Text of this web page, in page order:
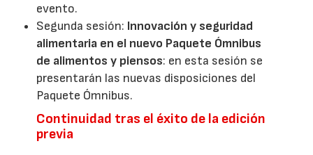
evento.
Segunda sesión: Innovación y seguridad
alimentaria en el nuevo Paquete Ómnibus
de alimentos y piensos: en esta sesión se
presentarán las nuevas disposiciones del
Paquete Ómnibus.
Continuidad tras el éxito de la edición
previa